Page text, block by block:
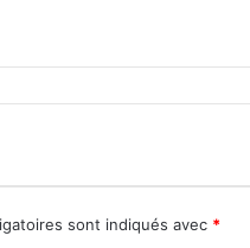
sont indiqués avec *